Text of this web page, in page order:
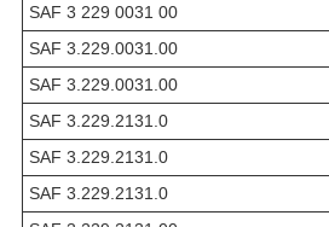
SAF 3 229 0031 00
SAF 3.229.0031.00
SAF 3.229.0031.00
SAF 3.229.2131.0
SAF 3.229.2131.0
SAF 3.229.2131.0